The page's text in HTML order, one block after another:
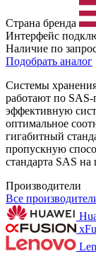
Страна бренда
Интерфейс
Наличие по
Подобрать аналог
Системы
работают по SAS-
эффективную
оптимальное
гигабитный
пропускную
стандарта SAS
Производители
Все